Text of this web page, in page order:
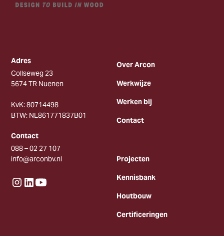
Adres
Collseweg 23
5674 TR Nuenen
KvK: 80714498
BTW: NL861771837B01
Contact
088 – 02 27 107
info@arconbv.nl
Over Arcon
Werkwijze
Werken bij
Contact
Projecten
Kennisbank
Houtbouw
Certificeringen